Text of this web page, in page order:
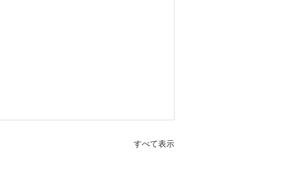
すべて表示